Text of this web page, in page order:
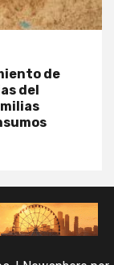
de
del